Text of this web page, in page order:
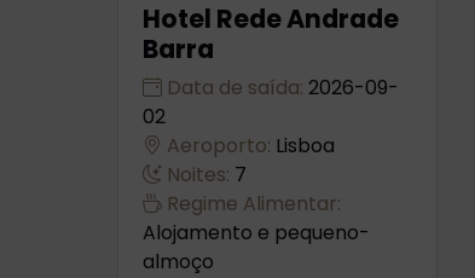
Hotel Rede Andrade
Barra
Data de saída: 2026-09-
02
Aeroporto: Lisboa
Noites: 7
Regime Alimentar:
Alojamento e pequeno-
almoço